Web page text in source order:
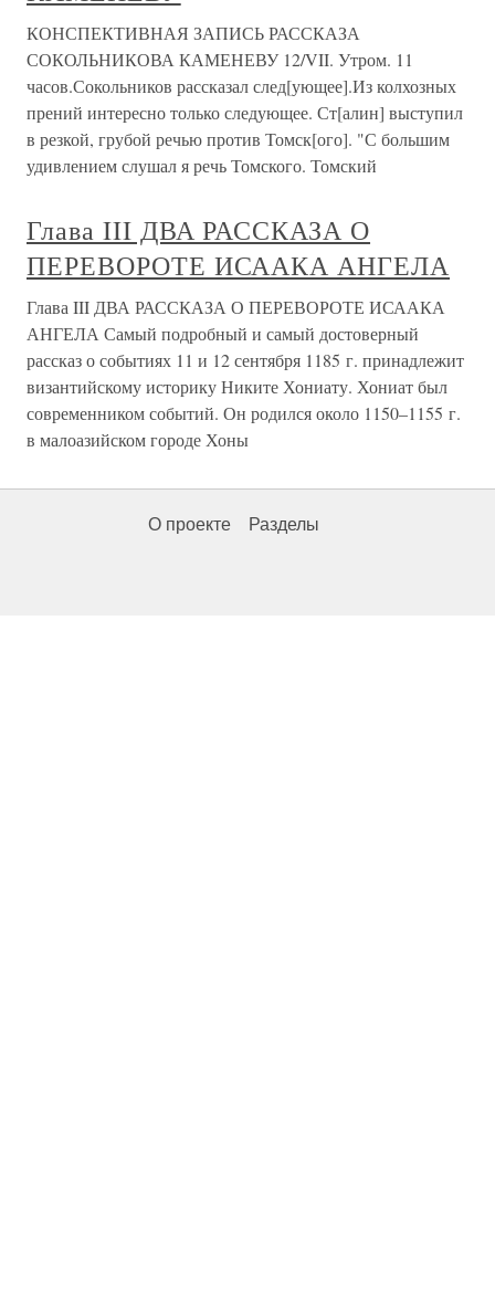
КОНСПЕКТИВНАЯ ЗАПИСЬ РАССКАЗА
СОКОЛЬНИКОВА КАМЕНЕВУ 12/VII. Утром. 11
часов.Сокольников рассказал след[ующее].Из колхозных
прений интересно только следующее. Ст[алин] выступил
в резкой, грубой речью против Томск[ого]. "С большим
удивлением слушал я речь Томского. Томский
Глава III ДВА РАССКАЗА О
ПЕРЕВОРОТЕ ИСААКА АНГЕЛА
Глава III ДВА РАССКАЗА О ПЕРЕВОРОТЕ ИСААКА
АНГЕЛА Самый подробный и самый достоверный
рассказ о событиях 11 и 12 сентября 1185 г. принадлежит
византийскому историку Никите Хониату. Хониат был
современником событий. Он родился около 1150–1155 г.
в малоазийском городе Хоны
О проекте Разделы